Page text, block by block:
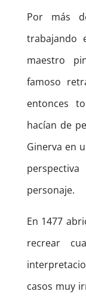
Por más
trabajando
maestro
famoso
entonces
hacían de
Ginerva en
personaje.
En 1477
recrear
casos muy